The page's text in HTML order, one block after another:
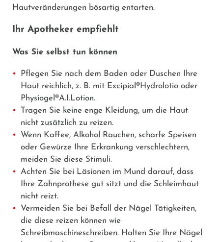
Hautveränderungen bösartig entarten.
Ihr Apotheker empfiehlt
Was Sie selbst tun können
Pflegen Sie nach dem Baden oder Duschen Ihre
Haut reichlich, z. B. mit Excipial®Hydrolotio oder
Physiogel®A.I.Lotion.
Tragen Sie keine enge Kleidung, um die Haut
nicht zusätzlich zu reizen.
Wenn Kaffee, Alkohol Rauchen, scharfe Speisen
oder Gewürze Ihre Erkrankung verschlechtern,
meiden Sie diese Stimuli.
Achten Sie bei Läsionen im Mund darauf, dass
Ihre Zahnprothese gut sitzt und die Schleimhaut
nicht reizt.
Vermeiden Sie bei Befall der Nägel Tätigkeiten,
die diese reizen können wie
Schreibmaschineschreiben. Halten Sie Ihre Nägel